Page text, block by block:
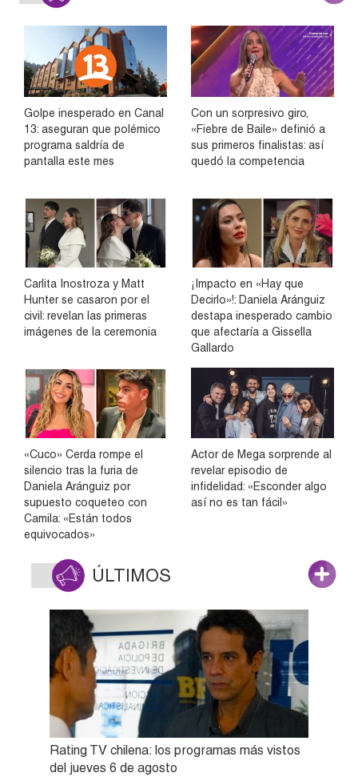
Golpe inesperado en Canal
13: aseguran que polémico
programa saldría de
pantalla este mes
Con un sorpresivo giro,
«Fiebre de Baile» definió a
sus primeros finalistas: así
quedó la competencia
Carlita Inostroza y Matt
Hunter se casaron por el
civil: revelan las primeras
imágenes de la ceremonia
¡Impacto en «Hay que
Decirlo»!: Daniela Aránguiz
destapa inesperado cambio
que afectaría a Gissella
Gallardo
«Cuco» Cerda rompe el
silencio tras la furia de
Daniela Aránguiz por
supuesto coqueteo con
Camila: «Están todos
equivocados»
Actor de Mega sorprende al
revelar episodio de
infidelidad: «Esconder algo
así no es tan fácil»
ÚLTIMOS
Rating TV chilena: los programas más vistos
del jueves 6 de agosto